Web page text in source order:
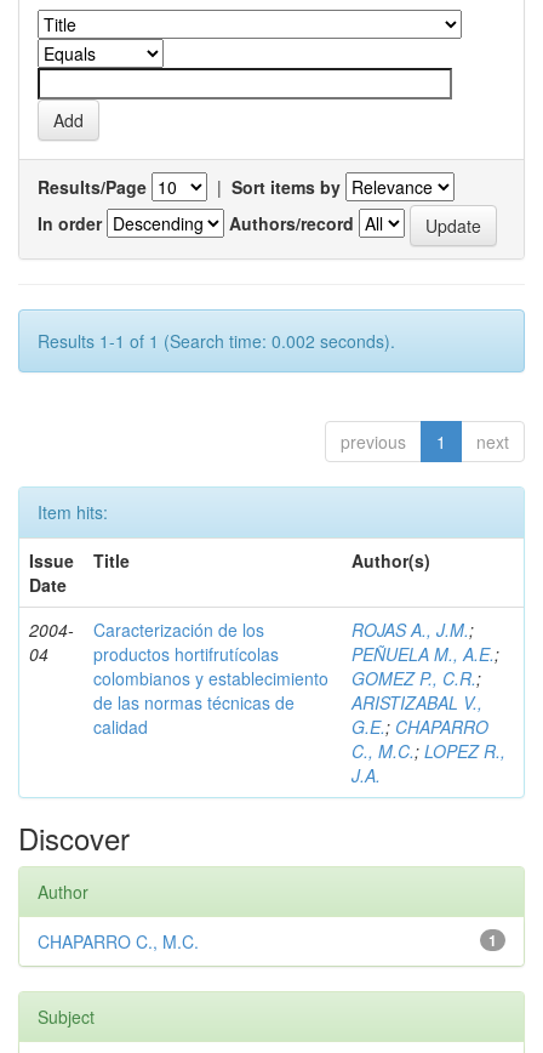
Results/Page | Sort items by
In order
Authors/record
Results 1-1 of 1 (Search time: 0.002 seconds).
previous 1 next
Item hits:
Issue
Date
Title Author(s)
2004-
04
Caracterización de los
productos hortifrutícolas
colombianos y establecimiento
de las normas técnicas de
calidad
ROJAS A., J.M.;
PEÑUELA M., A.E.;
GOMEZ P., C.R.;
ARISTIZABAL V.,
G.E.; CHAPARRO
C., M.C.; LOPEZ R.,
J.A.
Discover
Author
1
CHAPARRO C., M.C.
Subject